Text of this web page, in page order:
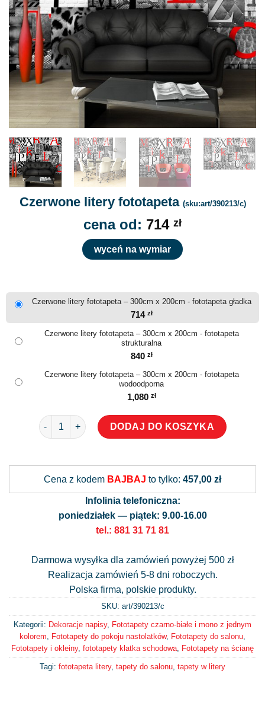
Czerwone litery fototapeta (sku:art/390213/c)
cena od: 714 zł
wyceń na wymiar
Czerwone litery fototapeta – 300cm x 200cm - fototapeta gładka
714 zł
Czerwone litery fototapeta – 300cm x 200cm - fototapeta
strukturalna
840 zł
Czerwone litery fototapeta – 300cm x 200cm - fototapeta
wodoodporna
1,080 zł
ilość Czerwone litery fototapeta
DODAJ DO KOSZYKA
Cena z kodem BAJBAJ to tylko: 457,00 zł
Infolinia telefoniczna:
poniedziałek — piątek: 9.00-16.00
tel.: 881 31 71 81
Darmowa wysyłka dla zamówień powyżej 500 zł
Realizacja zamówień 5-8 dni roboczych.
Polska firma, polskie produkty.
SKU: art/390213/c
Kategorii: Dekoracje napisy, Fototapety czarno-białe i mono z jednym
kolorem
Fototapety do pokoju nastolatków, Fototapety do salonu
Fototapety i okleiny, fototapety klatka schodowa Fototapety na ścianę
Tagi: fototapeta litery, tapety do salonu tapety w litery